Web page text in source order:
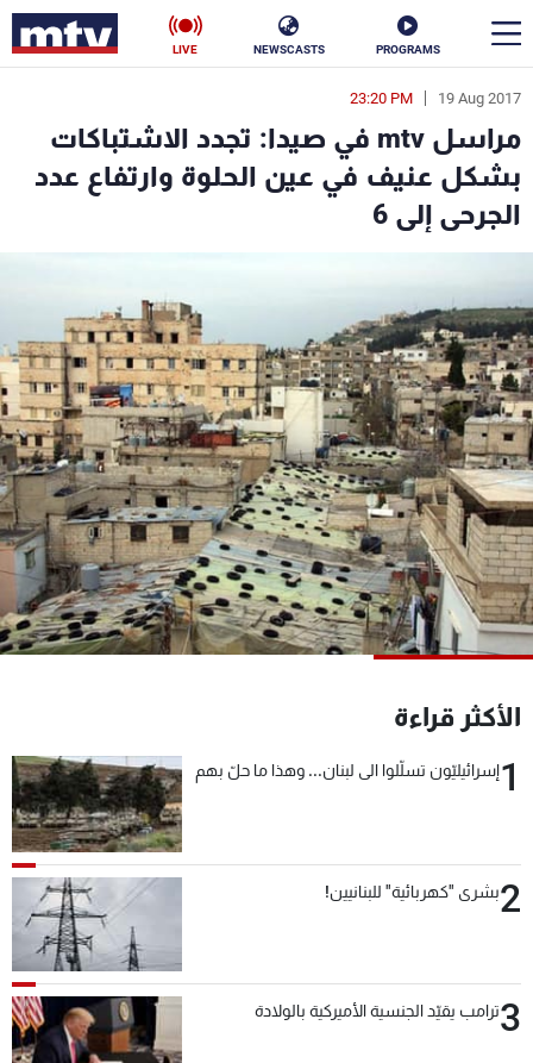
PROGRAMS
NEWSCASTS
LIVE
19 Aug 2017
23:20 PM
مراسل mtv في صيدا: تجدد الاشتباكات
بشكل عنيف في عين الحلوة وارتفاع عدد
الجرحى إلى 6
الأكثر قراءة
1إسرائيليّون تسلّلوا الى لبنان... وهذا ما حلّ بهم
2بشرى "كهربائية" للبنانيين!
3ترامب يقيّد الجنسية الأميركية بالولادة
en
الأخبار
سياسة
منوعات رياضة
كأس العالم
البرامج
جدول البرامج
شاهد البرامج
الترددات
لاعلاناتكم